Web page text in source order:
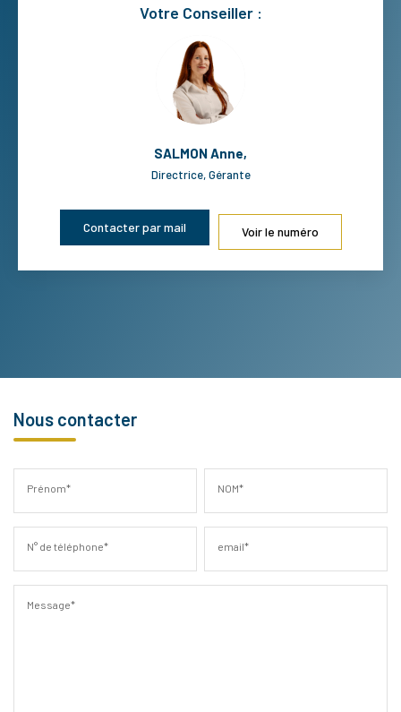
Votre Conseiller :
SALMON Anne,
Directrice, Gérante
Contacter par mail Voir le numéro
Nous contacter
Prénom* NOM*
N° de téléphone* email*
Message*